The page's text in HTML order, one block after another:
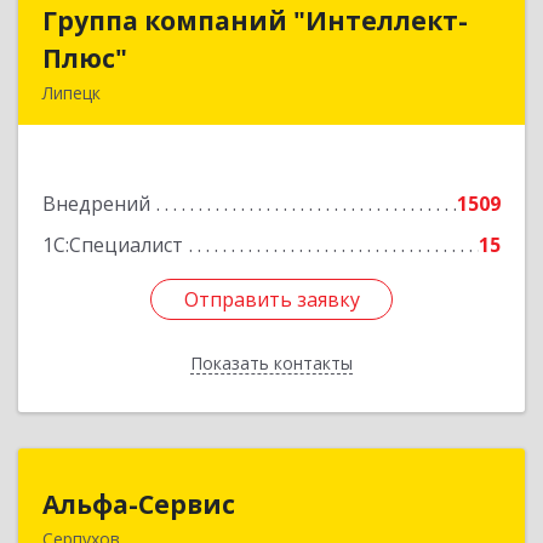
Группа компаний "Интеллект-
Плюс"
Липецк
Внедрений
1509
1С:Специалист
15
Отправить заявку
Показать контакты
Группа компаний "Интеллект-
Подробнее
Отправить заявку
Назад
Альфа-Сервис
Серпухов